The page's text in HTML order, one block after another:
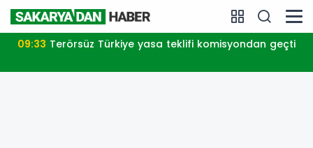
09:33 Terörsüz Türkiye yasa teklifi komisyondan geçti